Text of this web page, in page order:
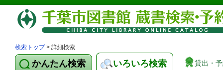
検索トップ> 詳細検索
かんたん検索 いろいろ検索 貸出・